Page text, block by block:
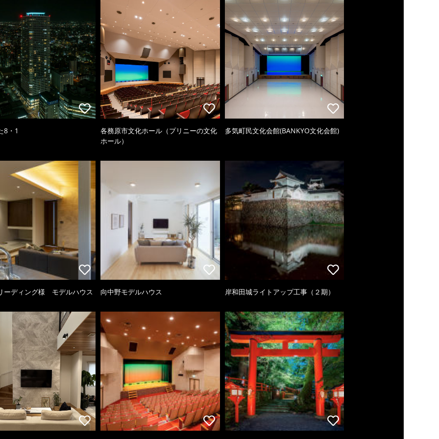
8・1
各務原市文化ホール（プリニーの文化
ホール）
多気町民文化会館(BANKYO文化会館)
ーディング様 モデルハウス 向中野モデルハウス 岸和田城ライトアップ工事（２期）